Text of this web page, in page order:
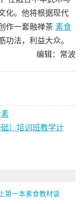
化。他将根据现代
作一套融禅茶 素食
功法，利益大众。
编辑：常波
）培训班教学计
第一本素食教材诞